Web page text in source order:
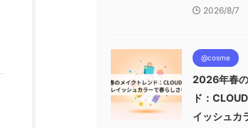
2026/8/7
@cosme
2026年春
ド：
イッシュカ